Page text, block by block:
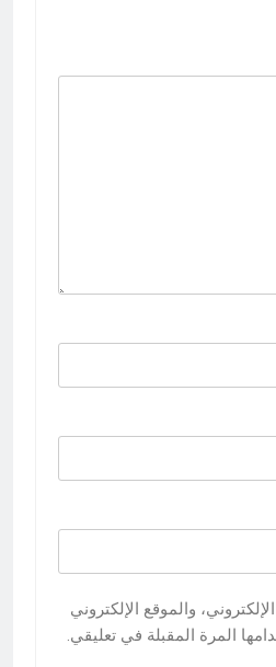
والموقع الإلكتروني
المرة المقبلة في تعليقي.